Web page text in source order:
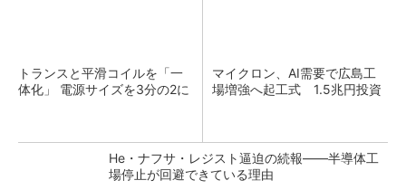
トランスと平滑コイルを「一
体化」 電源サイズを3分の2に
マイクロン、AI需要で広島工
場増強へ起工式 1.5兆円投資
He・ナフサ・レジスト逼迫の続報――半導体工
場停止が回避できている理由